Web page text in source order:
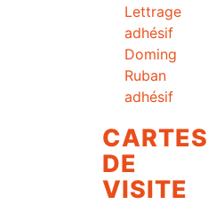
Lettrage
adhésif
Doming
Ruban
adhésif
CARTES
DE
VISITE